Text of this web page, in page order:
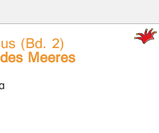
(Bd. 2)
Meeres